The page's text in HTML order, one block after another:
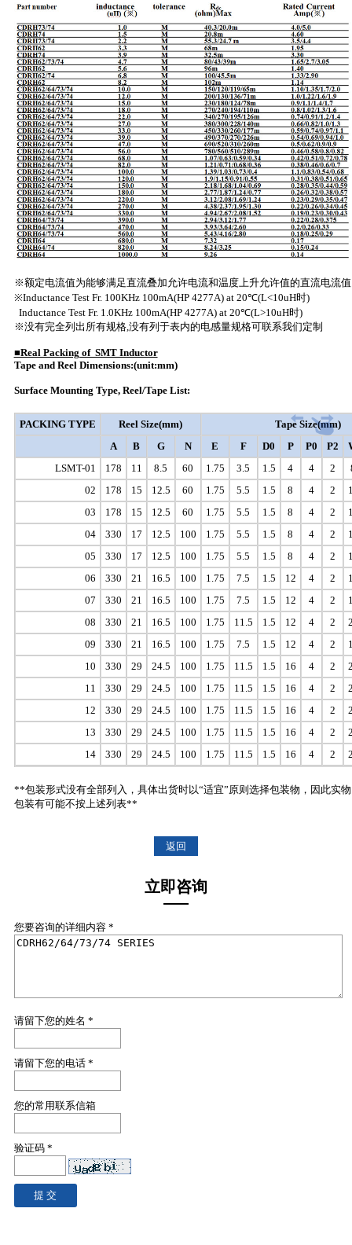
※额定电流值为能够满足直流叠加允许电流和温度上升允许值的直流电流值
※Inductance Test Fr. 100KHz 100mA(HP 4277A) at 20℃(L<10uH时)
Inductance Test Fr. 1.0KHz 100mA(HP 4277A) at 20℃(L>10uH时)
※没有完全列出所有规格,没有列于表内的电感量规格可联系我们定制
■Real Packing of SMT Inductor
Tape and Reel Dimensions:(unit:mm)
Surface Mounting Type, Reel/Tape List:
PACKING TYPE Reel Size(mm)
Tape Size(mm)
A
B G N E F D0 P P0 P2
LSMT-01
178 11 8.5 60 1.75 3.5 1.5 4 4 2
02
178 15 12.5 60 1.75 5.5 1.5 8 4 2
03
178 15 12.5 60 1.75 5.5 1.5 8 4 2
04
330 17 12.5 100 1.75 5.5 1.5 8 4 2
05
330 17 12.5 100 1.75 5.5 1.5 8 4 2
06
330 21 16.5 100 1.75 7.5 1.5 12 4 2
07
330 21 16.5 100 1.75 7.5 1.5 12 4 2
08
330 21 16.5 100 1.75 11.5 1.5 12 4 2
09
330 21 16.5 100 1.75 7.5 1.5 12 4 2
10
330 29 24.5 100 1.75 11.5 1.5 16 4 2
11
330 29 24.5 100 1.75 11.5 1.5 16 4 2
12
330 29 24.5 100 1.75 11.5 1.5 16 4 2
13
330 29 24.5 100 1.75 11.5 1.5 16 4 2
14
330 29 24.5 100 1.75 11.5 1.5 16 4 2
**包装形式没有全部列入，具体出货时以“适宜”原则选择包装物，因此实物
包装有可能不按上述列表**
返回
立即咨询
您要咨询的详细内容 *
请留下您的姓名 *
请留下您的电话 *
您的常用联系信箱
验证码 *